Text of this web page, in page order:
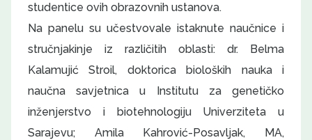
studentice ovih obrazovnih ustanova.
Na panelu su učestvovale istaknute naučnice i
stručnjakinje iz različitih oblasti: dr. Belma
Kalamujić Stroil, doktorica bioloških nauka i
naučna savjetnica u Institutu za genetičko
inženjerstvo i biotehnologiju Univerziteta u
Sarajevu; Amila Kahrović-Posavljak, MA,